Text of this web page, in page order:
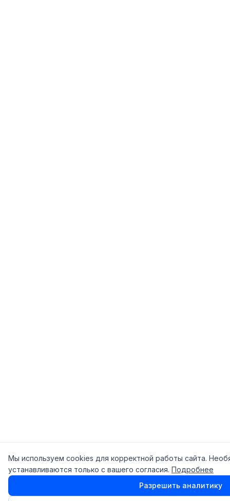
Мы используем cookies для корректной работы сайта.
устанавливаются только с вашего согласия. Подробнее
Разрешить аналитику